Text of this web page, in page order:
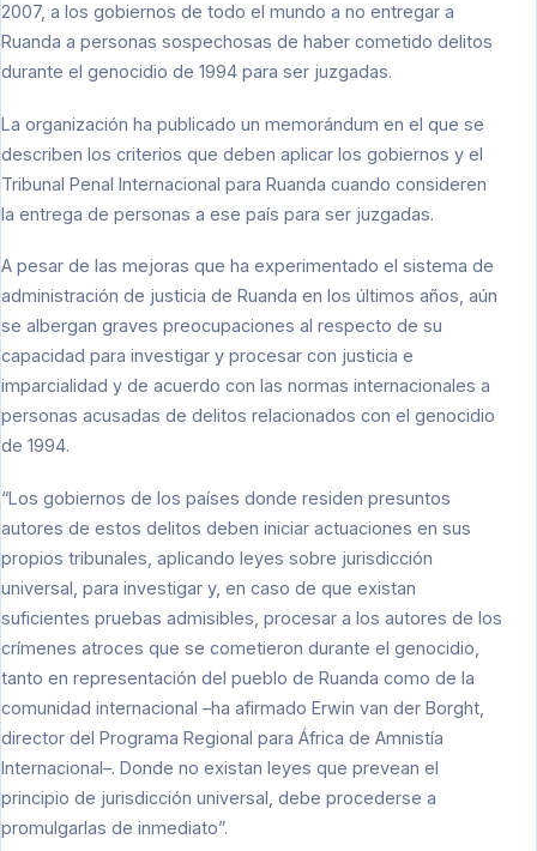
2007, a los gobiernos de todo el mundo a no entregar a
Ruanda a personas sospechosas de haber cometido delitos
durante el genocidio de 1994 para ser juzgadas.
La organización ha publicado un memorándum en el que se
describen los criterios que deben aplicar los gobiernos y el
Tribunal Penal Internacional para Ruanda cuando consideren
la entrega de personas a ese país para ser juzgadas.
A pesar de las mejoras que ha experimentado el sistema de
administración de justicia de Ruanda en los últimos años, aún
se albergan graves preocupaciones al respecto de su
capacidad para investigar y procesar con justicia e
imparcialidad y de acuerdo con las normas internacionales a
personas acusadas de delitos relacionados con el genocidio
de 1994.
“Los gobiernos de los países donde residen presuntos
autores de estos delitos deben iniciar actuaciones en sus
propios tribunales, aplicando leyes sobre jurisdicción
universal, para investigar y, en caso de que existan
suficientes pruebas admisibles, procesar a los autores de los
crímenes atroces que se cometieron durante el genocidio,
tanto en representación del pueblo de Ruanda como de la
comunidad internacional –ha afirmado Erwin van der Borght,
director del Programa Regional para África de Amnistía
Internacional–. Donde no existan leyes que prevean el
principio de jurisdicción universal, debe procederse a
promulgarlas de inmediato”.